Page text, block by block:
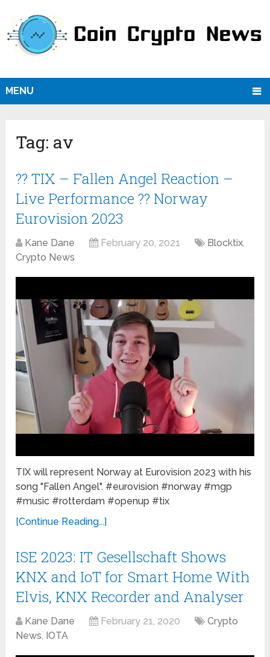
MENU
Tag: av
?? TIX – Fallen Angel Reaction –
Live Performance ?? Norway
Eurovision 2023
Kane Dane February 20, 2021 Blocktix,
Crypto News
TIX will represent Norway at Eurovision 2023 with his
song "Fallen Angel". #eurovision #norway #mgp
#music #rotterdam #openup #tix
[Continue Reading...]
ISE 2023: IT Gesellschaft Shows
KNX and IoT for Smart Home With
Elvis, KNX Recorder and Analyser
Kane Dane February 21, 2020
Crypto
News, IOTA